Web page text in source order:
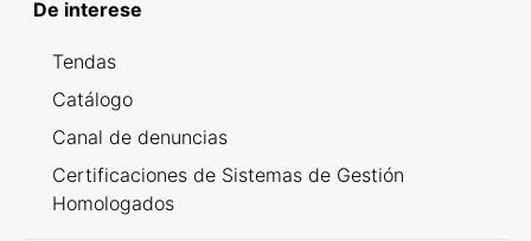
De interese
Tendas
Catálogo
Canal de denuncias
Certificaciones de Sistemas de Gestión
Homologados